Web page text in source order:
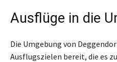
Ausflüge in die
Die Umgebung von
Ausflugszielen bereit, die es